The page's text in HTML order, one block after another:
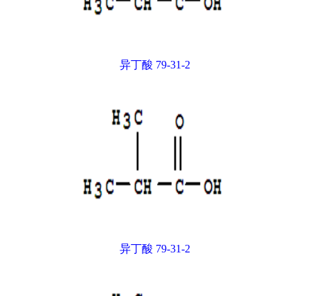
异丁酸 79-31-2
异丁酸 79-31-2